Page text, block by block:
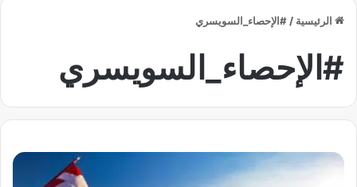
الرئيسية / #الإحصاء_السويسري
#الإحصاء_السويسري